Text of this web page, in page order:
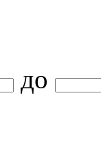
до